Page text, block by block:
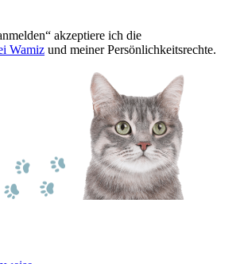
akzeptiere ich die
Wamiz und meiner Persönlichkeitsrechte.